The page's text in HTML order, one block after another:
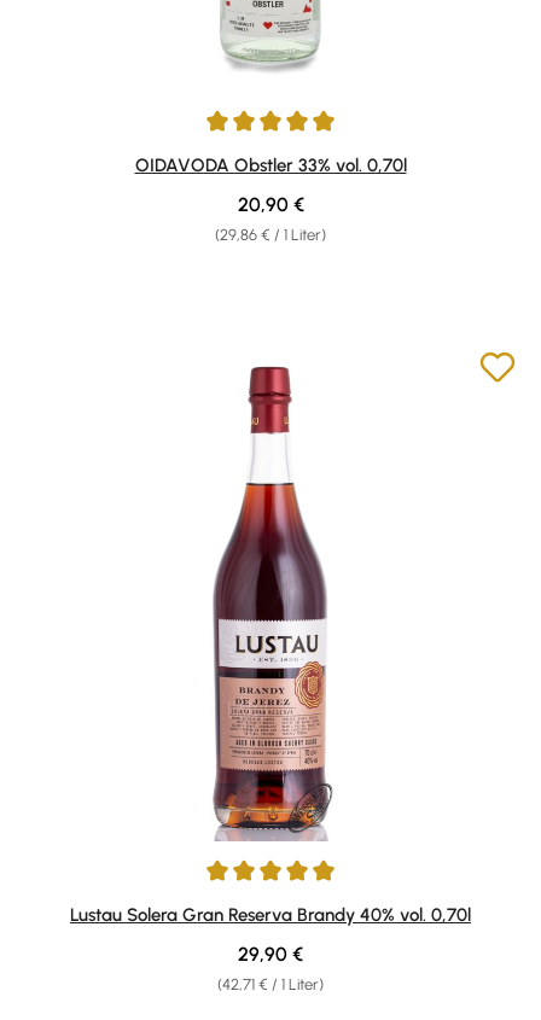
Durchschnittliche Bewertung von 5 von 5 Sternen
OIDAVODA Obstler 33% vol. 0,70l
(29,86 € / 1 Liter)
Regulärer Preis:
20,90 €
Durchschnittliche Bewertung von 4.89 von 5 Sternen
Lustau Solera Gran Reserva Brandy 40% vol. 0,70l
(42,71 € / 1 Liter)
Regulärer Preis:
29,90 €